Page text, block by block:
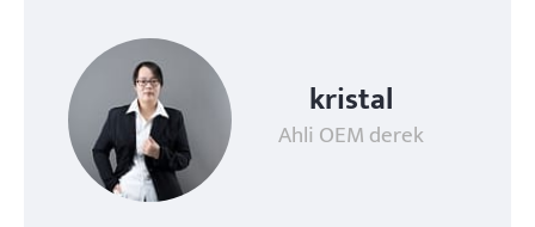
kristal
Ahli OEM derek